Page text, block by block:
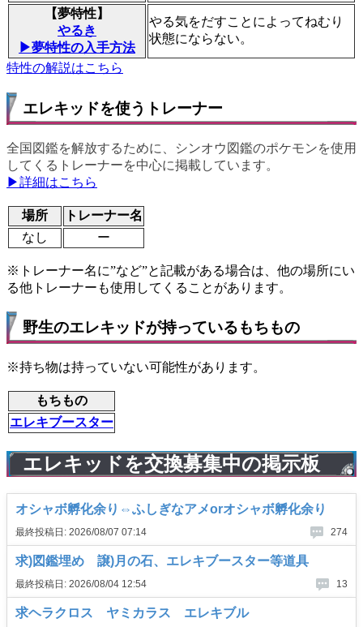
【夢特性】
やるき
▶夢特性の入手方法
やる気をだすことによってねむり
状態にならない。
特性の解説はこちら
エレキッドを使うトレーナー
全国図鑑を解放するために、シンオウ図鑑のポケモンを使用
してくるトレーナーを中心に掲載しています。
▶詳細はこちら
場所
トレーナー名
なし
ー
※トレーナー名に”など”と記載がある場合は、他の場所にい
る他トレーナーも使用してくることがあります。
野生のエレキッドが持っているもちもの
※持ち物は持っていない可能性があります。
もちもの
エレキブースター
エレキッドを交換募集中の掲示板